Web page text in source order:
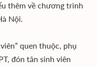
thêm về chương trình
Nội.
quen thuộc, phụ
đón tân sinh viên